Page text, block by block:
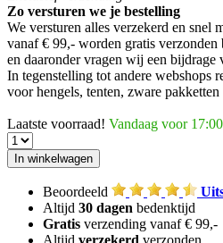
Zo versturen we je bestelling
We versturen alles verzekerd en snel
vanaf € 99,- worden gratis verzonden
en daaronder vragen wij een bijdrage
In tegenstelling tot andere webshops
voor hengels, tenten, zware pakketten
Laatste voorraad! Vandaag voor
Beoordeeld
Altijd 30 dagen bedenktijd
Gratis verzending vanaf € 99,-
Altijd verzekerd verzonden